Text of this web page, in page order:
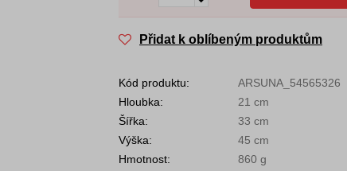
Přidat k oblíbeným produktům
Kód produktu:
ARSUNA_54565326
Hloubka:
21 cm
Šířka:
33 cm
Výška:
45 cm
Hmotnost:
860 g